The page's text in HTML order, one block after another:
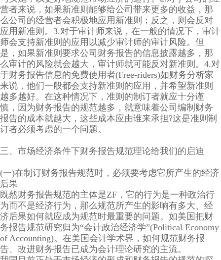
营者来说，如果新准则能够给公司带来更多的收益，那
么公司的经营者会积极地应用新准则；反之，则会反对
应用新准则。3.对于审计师来说，在一般的情况下，审计
师会支持新准则的应用以减少审计师的审计风险。但
是，如果新准则要求公司财务报告的信息披露越多，那
么审计的风险就会越大，审计师就可能反对新准则。4.对
于财务报告信息的免费使用者(Free-riders)如财务分析家
来说，他们一般都会支持新准则的应用，并希望新准则
越多越好。在这种情况下，准则的制订者就应十分谨
慎，因为财务报告的规范越多，就意味着公司编制财务
报告的成本就越大，这些成本应由谁来承担?这是准则制
订者必须考虑的一个问题。
三、市场经济条件下财务报告规范理论给我们的启迪
(一)在制订财务报告规范时，必须要考虑它所产生的经济
后果
既然财务报告规范的主体是ZF，它的行为是一种政治行
为而不是经济行为，那么规范所产生的影响有多大、经
济后果如何就应成为规范时最重要的问题。如美国把财
务报告规范研究归为“会计政治经济学”(Political Economy
of Accounting)。在美国会计学术界，如何规范财务报
告、改进财务报告已成为会计理论研究的主流。